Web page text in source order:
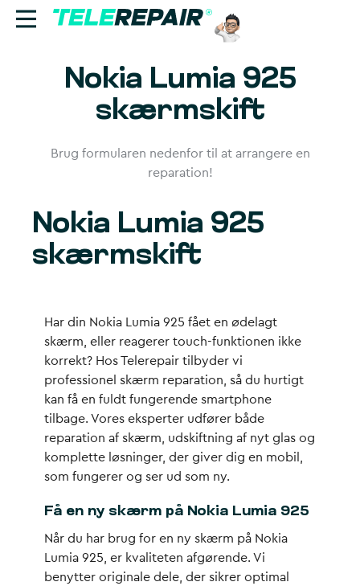
Reparation
Find butik
Ring til os:
+45 70 60 55 90
Nokia Lumia 925
skærmskift
Brug formularen nedenfor til at arrangere en
reparation!
Nokia Lumia 925
skærmskift
Har din Nokia Lumia 925 fået en ødelagt
skærm, eller reagerer touch-funktionen ikke
korrekt? Hos Telerepair tilbyder vi
professionel skærm reparation, så du hurtigt
kan få en fuldt fungerende smartphone
tilbage. Vores eksperter udfører både
reparation af skærm, udskiftning af nyt glas og
komplette løsninger, der giver dig en mobil,
som fungerer og ser ud som ny.
Få en ny skærm på Nokia Lumia 925
Når du har brug for en ny skærm på Nokia
Lumia 925, er kvaliteten afgørende. Vi
benytter originale dele, der sikrer optimal